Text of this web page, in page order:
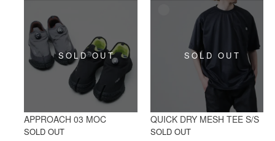
APPROACH 03 MOC
SOLD OUT
QUICK DRY MESH TEE S/S
SOLD OUT